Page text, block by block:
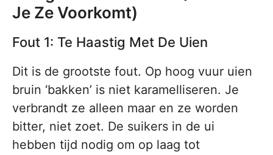
Je Ze Voorkomt)
Fout 1: Te Haastig Met De Uien
Dit is de grootste fout. Op hoog vuur uien
bruin ‘bakken’ is niet karamelliseren. Je
verbrandt ze alleen maar en ze worden
bitter, niet zoet. De suikers in de ui
hebben tijd nodig om op laag tot